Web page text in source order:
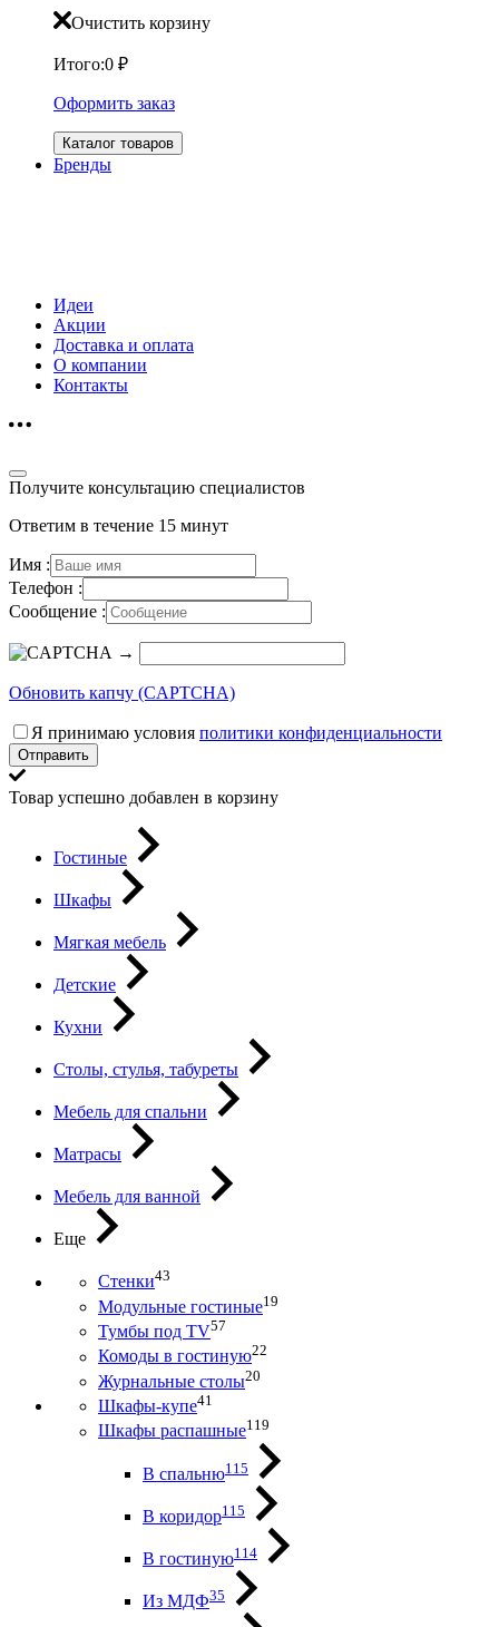
Очистить корзину
Итого:0 ₽
Оформить заказ
Каталог товаров
Бренды
Идеи
Акции
Доставка и оплата
О компании
Контакты
Получите консультацию специалистов
Ответим в течение 15 минут
Имя :
Телефон :
Сообщение :
→
Обновить капчу (CAPTCHA)
Я принимаю условия политики конфиденциальности
Отправить
Товар успешно добавлен в корзину
Гостиные
Шкафы
Мягкая мебель
Детские
Кухни
Столы, стулья, табуреты
Мебель для спальни
Матрасы
Мебель для ванной
Еще
Стенки43
Модульные гостиные19
Тумбы под ТV57
Комоды в гостиную22
Журнальные столы20
Шкафы-купе41
Шкафы распашные119
В спальню115
В коридор115
В гостиную114
Из МДФ35